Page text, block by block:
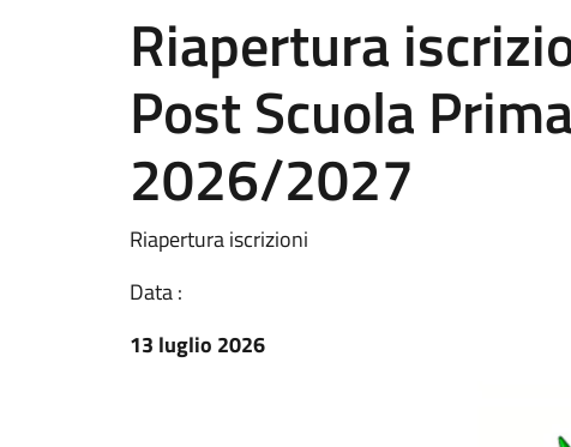
Riapertura
Post Scuola
2026/2027
Riapertura iscrizioni
Data :
13 luglio 2026